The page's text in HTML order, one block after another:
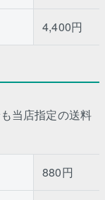
4,400円
当店指定の送料
880円